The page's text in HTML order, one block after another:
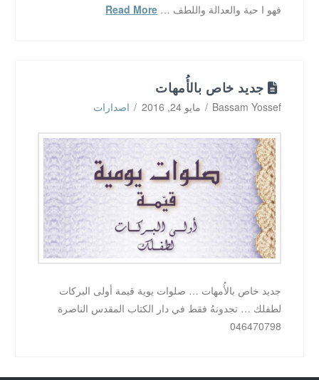
فهو ا حبة والعدالة واللطف … Read More
جديد خاص بالأُمهات
Bassam Yossef مايو 24, 2016 اصدارات
جديد خاص بالأُمهات … صلوات يوية قيمة أولى البركات
لطفلك … تجدونهُ فقط في دار الكتاب المقدس الناصرة
046470798